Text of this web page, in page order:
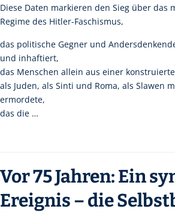
Diese Daten markieren den Sieg über das
Regime des Hitler-Faschismus,
das politische Gegner und
und inhaftiert,
das Menschen allein aus einer
als Juden, als Sinti und Roma, als Slawen
ermordete,
das die …
Vor 75 Jahren: Ein
Ereignis – die